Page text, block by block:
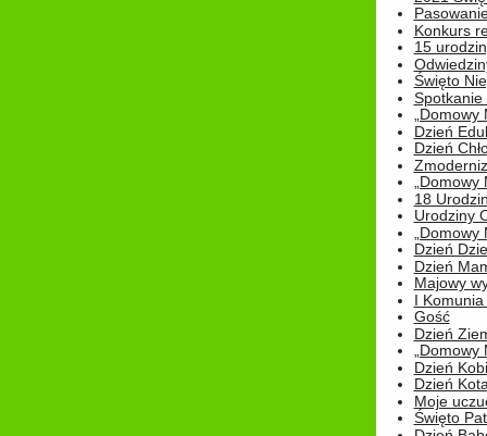
Konkurs
15
Święto
Spotkanie
Dzień
Dzień
18
Urodziny
Dzień
Dzień
Majowy
I
Gość
Dzień
Dzień
Dzień
Moje
Święto